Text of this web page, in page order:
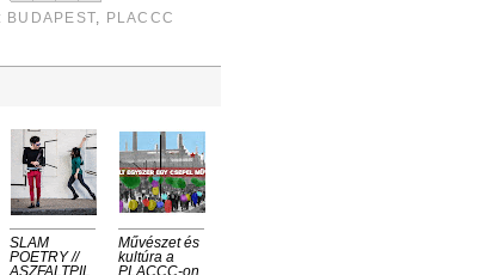
BUDAPEST
PLACCC
SLAM
POETRY //
ASZFALTPIL
Művészet és
kultúra a
PLACCC-on